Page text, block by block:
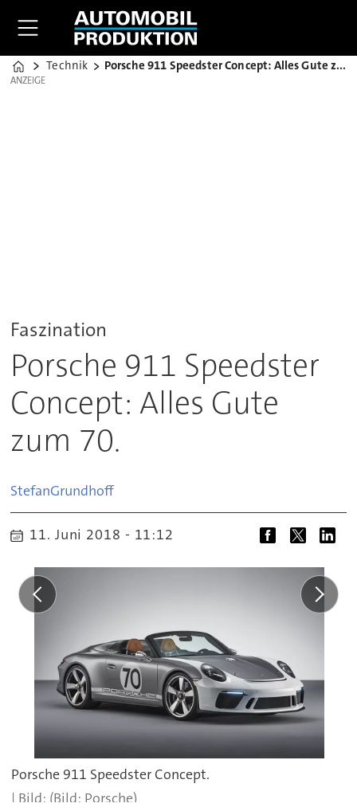
Home
Technik Porsche 911 Speedster Concept: Alles Gute zum 70.
ANZEIGE
ANZEIGE
Faszination
Porsche 911 Speedster
Concept: Alles Gute
zum 70.
StefanGrundhoff
11. Juni 2018 - 11:12
Porsche 911 Speedster Concept.
(Bild: Porsche)